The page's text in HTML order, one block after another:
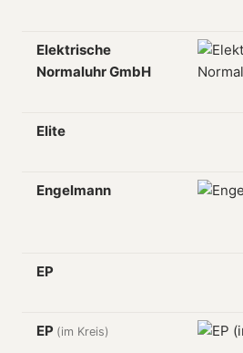
Elektrische
Normaluhr GmbH
Elite
Engelmann
EP
EP (im Kreis)